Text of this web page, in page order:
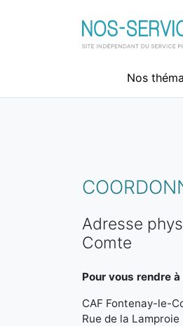
Nos
Adresse
Comte
Pour vous rendre
CAF Fontenay-le-
Rue de la Lamproie